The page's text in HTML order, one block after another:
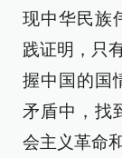
现中华民族
践证明，只
握中国的国
矛盾中，找
会主义革命